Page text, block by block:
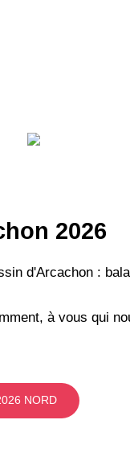
2026
d'Arcachon :
à vous qui
NORD